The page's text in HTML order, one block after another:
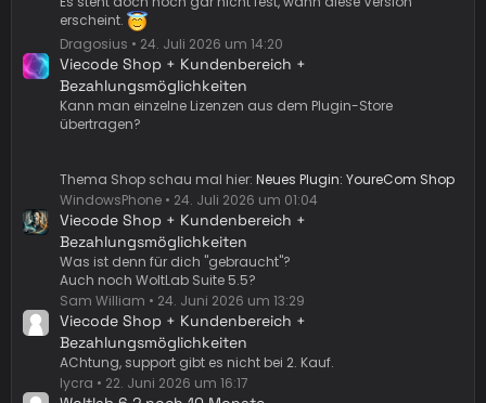
erscheint.
Dragosius
24. Juli 2026 um 14:20
Viecode Shop + Kundenbereich +
Bezahlungsmöglichkeiten
Kann man einzelne Lizenzen aus dem Plugin-Store
übertragen?
Thema Shop schau mal hier: Neues Plugin: YoureCom Shop
WindowsPhone
24. Juli 2026 um 01:04
Viecode Shop + Kundenbereich +
Bezahlungsmöglichkeiten
Was ist denn für dich "gebraucht"?
Auch noch WoltLab Suite 5.5?
Sam William
24. Juni 2026 um 13:29
Viecode Shop + Kundenbereich +
Bezahlungsmöglichkeiten
AChtung, support gibt es nicht bei 2. Kauf.
lycra
22. Juni 2026 um 16:17